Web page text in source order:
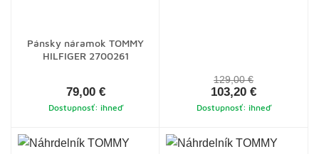
Pánsky náramok TOMMY
HILFIGER 2700261
79,00 €
Dostupnosť: ihneď
129,00 €
103,20 €
Dostupnosť: ihneď